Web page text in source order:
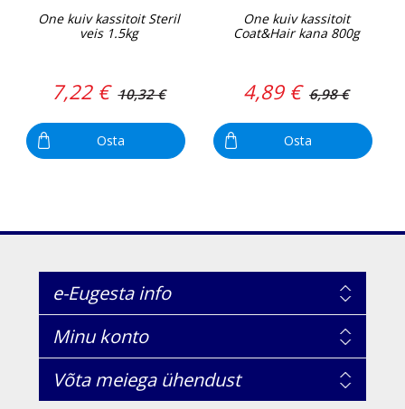
One kuiv kassitoit Steril
veis 1.5kg
7,22 € 10,32 €
Osta
One kuiv kassitoit
Coat&Hair kana 800g
4,89 € 6,98 €
Osta
e-Eugesta info
Minu konto
Võta meiega ühendust